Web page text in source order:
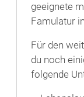
geeignete
Famulatur
Für den
du noch
folgende